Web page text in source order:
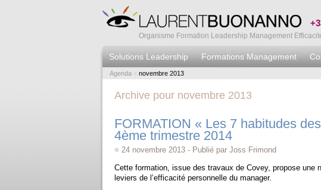
Organisme Formation Leadership Management
Solutions Leadership Formations Management
Agenda » novembre 2013
Archive pour novembre 2013
FORMATION « Les 7 habitudes
4ème trimestre 2014
24 novembre 2013 - Publié par Joss Frimond
Cette formation, issue des travaux de Covey, propose une
leviers de l’efficacité personnelle du manager.